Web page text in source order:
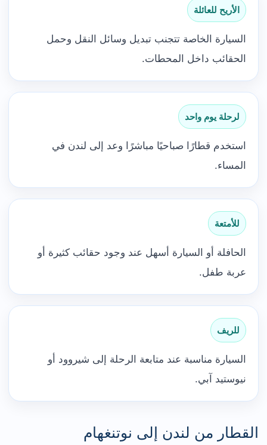
الأريح للعائلة
السيارة الخاصة تتجنب تبديل وسائل النقل وحمل
الحقائب داخل المحطات.
لرحلة يوم واحد
استخدم قطارًا صباحيًا مباشرًا وعد إلى لندن في
المساء.
للأمتعة
الحافلة أو السيارة أسهل عند وجود حقائب كثيرة أو
عربة طفل.
للريف
السيارة مناسبة عند متابعة الرحلة إلى شيروود أو
نيوستيد آبي.
القطار من لندن إلى نوتنغهام